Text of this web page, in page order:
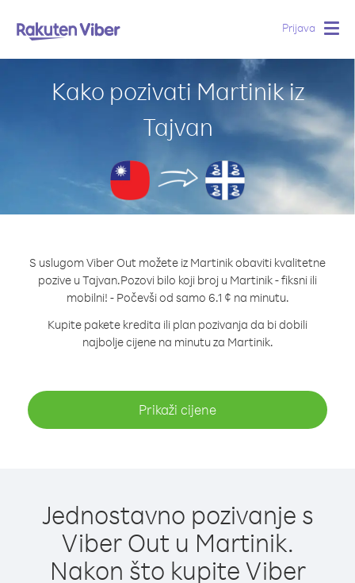
Prijava
Kako pozivati Martinik iz
Tajvan
S uslugom Viber Out možete iz Martinik obaviti kvalitetne
pozive u Tajvan.Pozovi bilo koji broj u Martinik - fiksni ili
mobilni! - Počevši od samo 6.1 ¢ na minutu.
Kupite pakete kredita ili plan pozivanja da bi dobili
najbolje cijene na minutu za Martinik.
Prikaži cijene
Jednostavno pozivanje s
Viber Out u Martinik.
Nakon što kupite Viber